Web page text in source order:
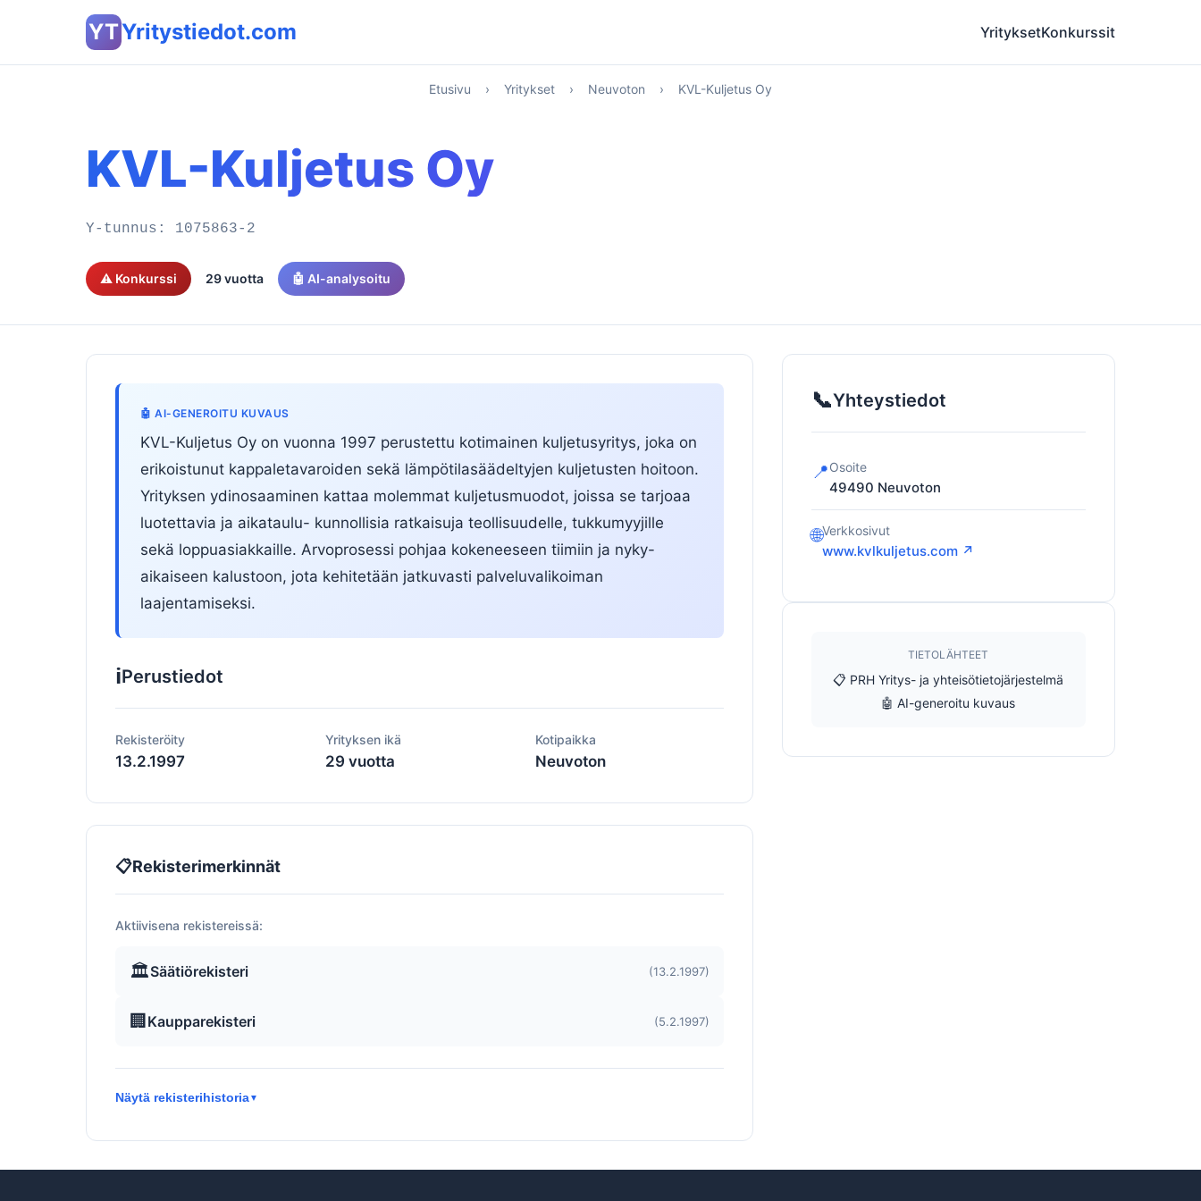
YTYritystiedot.com YrityksetKonkurssit
Etusivu › Yritykset › Neuvoton › KVL-Kuljetus Oy
KVL-Kuljetus Oy
Y-tunnus: 1075863-2
⚠️ Konkurssi 29 vuotta 🤖 AI-analysoitu
🤖 AI-GENEROITU KUVAUS
KVL-Kuljetus Oy on vuonna 1997 perustettu kotimainen kuljetusyritys, joka on
erikoistunut kappaletavaroiden sekä lämpötilasäädeltyjen kuljetusten hoitoon.
Yrityksen ydinosaaminen kattaa molemmat kuljetusmuodot, joissa se tarjoaa
luotettavia ja aikataulu- kunnollisia ratkaisuja teollisuudelle, tukkumyyjille
sekä loppuasiakkaille. Arvoprosessi pohjaa kokeneeseen tiimiin ja nyky-
aikaiseen kalustoon, jota kehitetään jatkuvasti palveluvalikoiman
laajentamiseksi.
ℹ️Perustiedot
Rekisteröity
13.2.1997
Yrityksen ikä
29 vuotta
Kotipaikka
Neuvoton
📋Rekisterimerkinnät
Aktiivisena rekistereissä:
🏛️Säätiörekisteri (13.2.1997)
🏢 Kaupparekisteri (5.2.1997)
Näytä rekisterihistoria▼
📞Yhteystiedot
📍Osoite
49490 Neuvoton
🌐Verkkosivut
www.kvlkuljetus.com ↗
TIETOLÄHTEET
📋 PRH Yritys- ja yhteisötietojärjestelmä
🤖 AI-generoitu kuvaus